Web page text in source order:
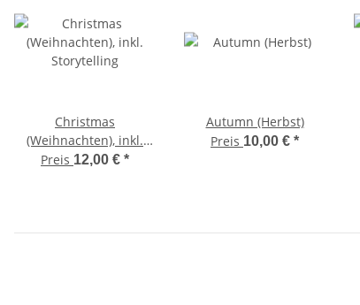
Christmas
(Weihnachten), inkl.
Storytelling
Preis 12,00 € *
Autumn (Herbst)
Preis 10,00 € *